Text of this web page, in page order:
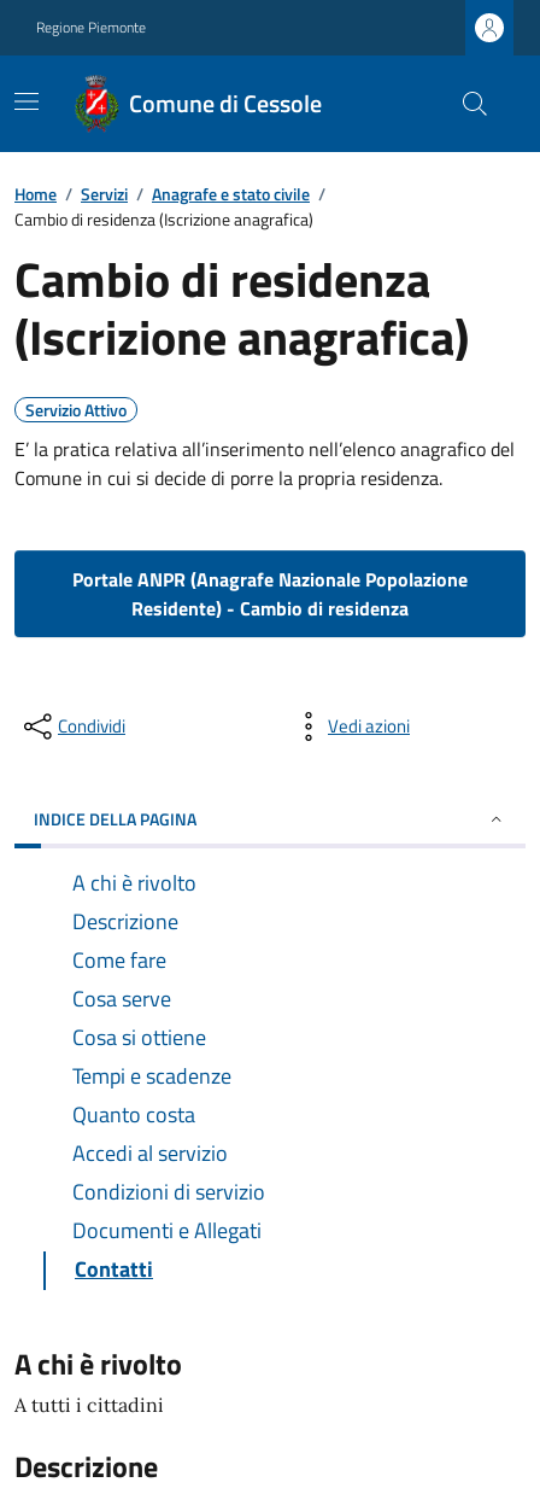
Regione Piemonte
Comune di Cessole
Home / Servizi / Anagrafe e stato civile /
Cambio di residenza (Iscrizione anagrafica)
Cambio di residenza
(Iscrizione anagrafica)
Servizio Attivo
E’ la pratica relativa all’inserimento nell’elenco anagrafico del
Comune in cui si decide di porre la propria residenza.
Portale ANPR (Anagrafe Nazionale Popolazione
Residente) - Cambio di residenza
Condividi Vedi azioni
INDICE DELLA PAGINA
A chi è rivolto
Descrizione
Come fare
Cosa serve
Cosa si ottiene
Tempi e scadenze
Quanto costa
Accedi al servizio
Condizioni di servizio
Documenti e Allegati
Contatti
A chi è rivolto
A tutti i cittadini
Descrizione